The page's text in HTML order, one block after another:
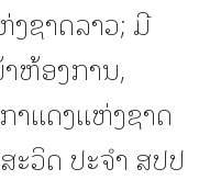
ຊາດລາວ; ມີ
ຫ້ອງການ,
ແດງແຫ່ງຊາດ
ະວິດ ປະຈຳ ສປປ